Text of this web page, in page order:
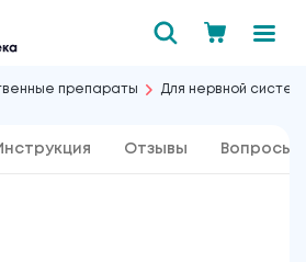
препараты Для нервной
Отзывы Вопросы